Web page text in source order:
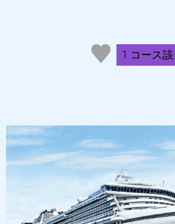
1 コース該